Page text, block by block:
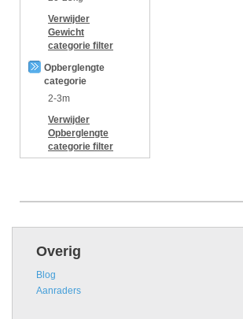
Verwijder
Gewicht
categorie filter
Opberglengte
categorie
2-3m
Verwijder
Opberglengte
categorie filter
Overig
Blog
Aanraders